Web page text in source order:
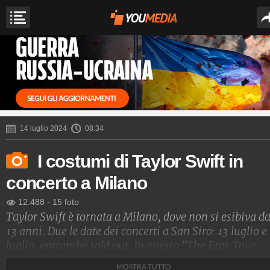
14 luglio 2024 08:34
I costumi di Taylor Swift in
concerto a Milano
12.488 - 15 foto
Taylor Swift è tornata a Milano, dove non si esibiva da
13 anni. Due le date dei concerti a San Siro: 13 luglio e
luglio, entrambe sold out. In questo "The Eras Tour
MOSTRA TUTTO